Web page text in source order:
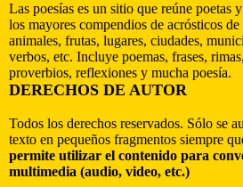
Las poesías es un sitio que reúne poetas
los mayores compendios de acrósticos
animales, frutas, lugares, ciudades,
verbos, etc. Incluye poemas, frases,
proverbios, reflexiones y mucha poesía.
DERECHOS DE AUTOR
Todos los derechos reservados. Sólo se
texto en pequeños fragmentos siempre
permite utilizar el contenido para
multimedia (audio, video, etc.)